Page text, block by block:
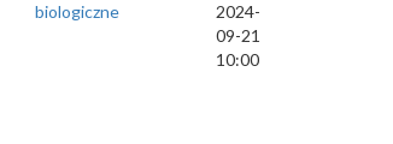
biologiczne
2024-
09-21
10:00